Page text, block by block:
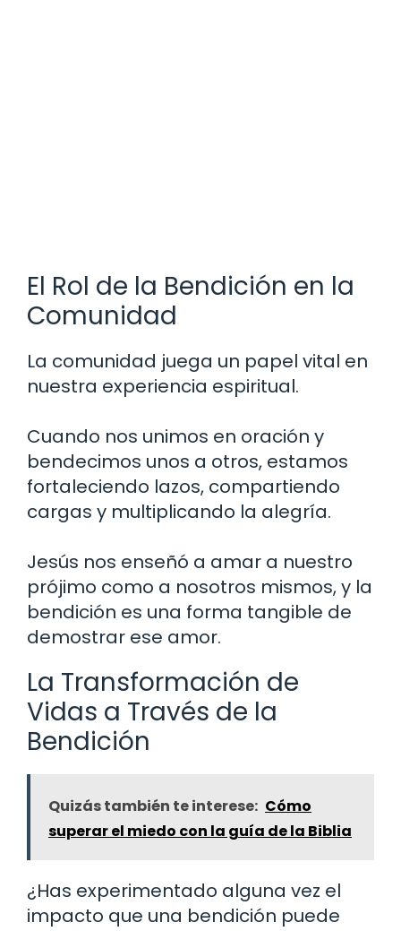
El Rol de la Bendición en la
Comunidad
La comunidad juega un papel vital en
nuestra experiencia espiritual.
Cuando nos unimos en oración y
bendecimos unos a otros, estamos
fortaleciendo lazos, compartiendo
cargas y multiplicando la alegría.
Jesús nos enseñó a amar a nuestro
prójimo como a nosotros mismos, y la
bendición es una forma tangible de
demostrar ese amor.
La Transformación de
Vidas a Través de la
Bendición
Quizás también te interese: Cómo
superar el miedo con la guía de la Biblia
¿Has experimentado alguna vez el
impacto que una bendición puede